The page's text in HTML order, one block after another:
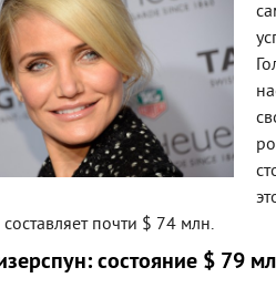
почти $ 74 млн.
состояние $ 79